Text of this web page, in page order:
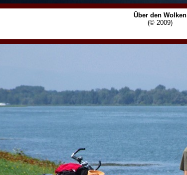
Über den Wolken
(© 2009)